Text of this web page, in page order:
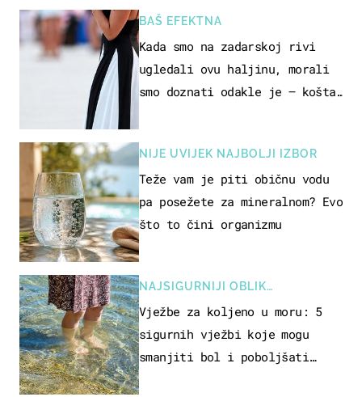
BAŠ EFEKTNA
Kada smo na zadarskoj rivi
ugledali ovu haljinu, morali
smo doznati odakle je – košta
NIJE UVIJEK NAJBOLJI IZBOR
Teže vam je piti običnu vodu
pa posežete za mineralnom? Evo
što to čini organizmu
NAJSIGURNIJI OBLIK
REKREACIJE
Vježbe za koljeno u moru: 5
sigurnih vježbi koje mogu
smanjiti bol i poboljšati